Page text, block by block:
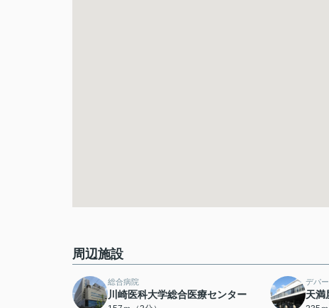
周辺施設
総合病院
川崎医科大学総合医療センター
デパー
天満